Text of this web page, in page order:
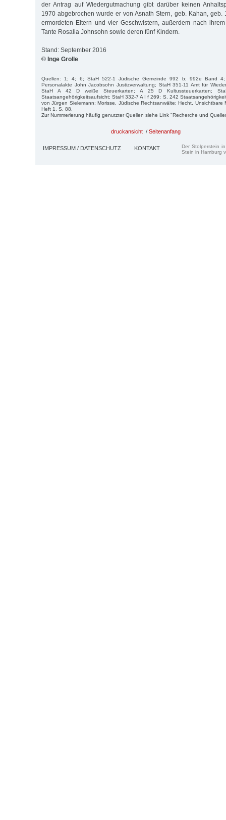
der Antrag auf Wiedergutmachung gibt darüber keinen
1970 abgebrochen wurde er von Asnath Stern, geb. Kahan, geb.
ermordeten Eltern und vier Geschwistern, außerdem nach
Tante Rosalia Johnsohn sowie deren fünf Kindern.
Stand: September 2016
© Inge Grolle
Quellen: 1; 4; 6; StaH 522-1 Jüdische Gemeinde 992 b; 992e Band
Personalakte John Jacobsohn Justizverwaltung; StaH 351-11 Amt für
StaH A 42 D weiße Steuerkarten; A 25 D Kultussteuerkarten;
Staatsangehörigkeitsaufsicht; StaH 332-7 A I f 269; S. 242
von Jürgen Sielemann; Morisse, Jüdische Rechtsanwälte; Hecht, Unsichtbare
Heft 1, S. 88.
Zur Nummerierung häufig genutzter Quellen siehe Link "Recherche und
druckansicht / Seitenanfang
IMPRESSUM / DATENSCHUTZ KONTAKT
Der Stolperstein
Stein in Hamburg